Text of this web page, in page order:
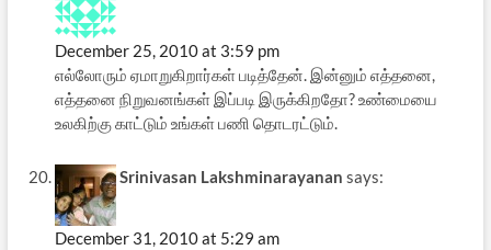
December 25, 2010 at 3:59 pm
எல்லோரும் ஏமாறுகிறார்கள் படித்தேன். இன்னும் எத்தனை,
எத்தனை நிறுவனங்கள் இப்படி இருக்கிறதோ? உண்மையை
உலகிற்கு காட்டும் உங்கள் பணி தொடரட்டும்.
Srinivasan Lakshminarayanan says:
December 31, 2010 at 5:29 am